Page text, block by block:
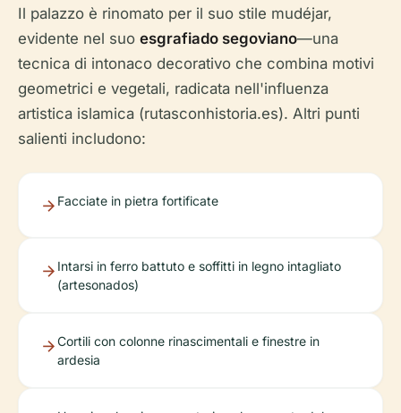
Il palazzo è rinomato per il suo stile mudéjar,
evidente nel suo esgrafiado segoviano—una
tecnica di intonaco decorativo che combina motivi
geometrici e vegetali, radicata nell'influenza
artistica islamica (rutasconhistoria.es). Altri punti
salienti includono:
Facciate in pietra fortificate
Intarsi in ferro battuto e soffitti in legno intagliato
(artesonados)
Cortili con colonne rinascimentali e finestre in
ardesia